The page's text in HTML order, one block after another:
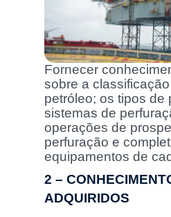
Fornecer
sobre a
petróleo; os tipos de
sistemas de
operações de
perfuração e
equipamentos de
2 –
ADQUIRIDOS